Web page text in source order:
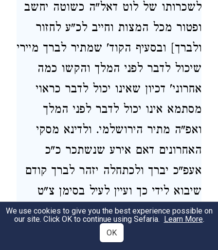
לשכרותו של לוט דאל"ה כשוטה יחשב
ופטור מכל המצות וחייב לכ"ע לחזור
ולברך] ובסעיף הקוד' שמתיר לברך מיירי
שיכול לדבר לפני המלך והקשו כמה
אחרוני' דכיון שאינו יכול לדבר כראוי
מסתמא אינו יכול לדבר לפני המלך
ואפ"ה מתיר הירושלמי. ולדינא מסקי
האחרונים דאם אירע שנשתכר כ"כ
אעפ"כ יברך ולכתחלה יזהר לברך קודם
שיבוא לידי כך ועיין לעיל בסימן צ"ט
סקי"א במ"ב:
(ז) אם צריך לחזור ולברך - אבל
We use cookies to give you the best experience possible on
our site. Click OK to continue using Sefaria. Learn More.
OK